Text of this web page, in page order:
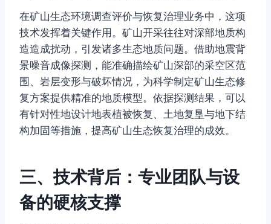
在矿山生态环境调查评价与恢复治理业务中，这项
技术发挥着关键作用。矿山开采往往对深部地质构
造造成扰动，引发诸多生态地质问题。借助地震背
景噪音成像探测，能准确描绘矿山深部的采空区范
围、岩层变形与破坏情况，为科学制定矿山生态修
复方案提供精准的地质模型。依据探测结果，可以
有针对性地设计地表植被恢复、土地复垦与地下结
构加固等措施，提高矿山生态恢复治理的成效。
三、技术背后：专业团队与设
备的硬核支撑